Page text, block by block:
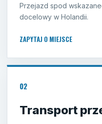
Przejazd spod
docelowy w Holandii.
ZAPYTAJ O MIEJSCE
02
Transport